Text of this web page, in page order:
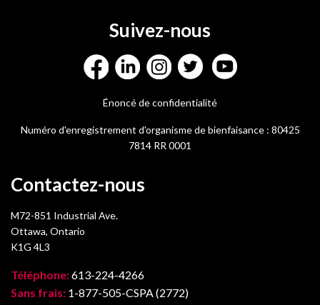
Suivez-nous
Énoncé de confidentialité
Numéro d'enregistrement d'organisme de bienfaisance : 80425
7814 RR 0001
Contactez-nous
M72-851 Industrial Ave.
Ottawa, Ontario
K1G 4L3
Téléphone:613-224-4266
Sans frais: 1-877-505-CSPA (2772)